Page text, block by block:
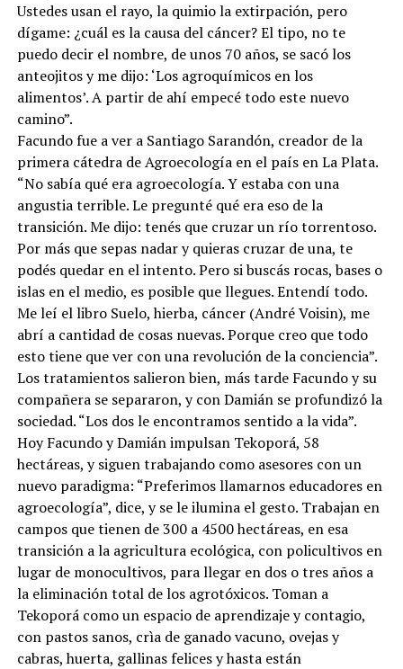
Ustedes usan el rayo, la quimio la extirpación, pero
dígame: ¿cuál es la causa del cáncer? El tipo, no te
puedo decir el nombre, de unos 70 años, se sacó los
anteojitos y me dijo: ‘Los agroquímicos en los
alimentos’. A partir de ahí empecé todo este nuevo
camino”.
Facundo fue a ver a Santiago Sarandón, creador de la
primera cátedra de Agroecología en el país en La Plata.
“No sabía qué era agroecología. Y estaba con una
angustia terrible. Le pregunté qué era eso de la
transición. Me dijo: tenés que cruzar un río torrentoso.
Por más que sepas nadar y quieras cruzar de una, te
podés quedar en el intento. Pero si buscás rocas, bases o
islas en el medio, es posible que llegues. Entendí todo.
Me leí el libro Suelo, hierba, cáncer (André Voisin), me
abrí a cantidad de cosas nuevas. Porque creo que todo
esto tiene que ver con una revolución de la conciencia”.
Los tratamientos salieron bien, más tarde Facundo y su
compañera se separaron, y con Damián se profundizó la
sociedad. “Los dos le encontramos sentido a la vida”.
Hoy Facundo y Damián impulsan Tekoporá, 58
hectáreas, y siguen trabajando como asesores con un
nuevo paradigma: “Preferimos llamarnos educadores en
agroecología”, dice, y se le ilumina el gesto. Trabajan en
campos que tienen de 300 a 4500 hectáreas, en esa
transición a la agricultura ecológica, con policultivos en
lugar de monocultivos, para llegar en dos o tres años a
la eliminación total de los agrotóxicos. Toman a
Tekoporá como un espacio de aprendizaje y contagio,
con pastos sanos, crìa de ganado vacuno, ovejas y
cabras, huerta, gallinas felices y hasta están